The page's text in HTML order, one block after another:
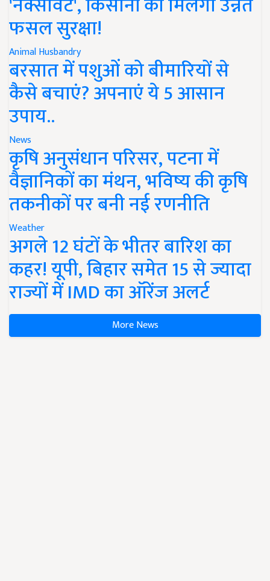
फसल सुरक्षा!
Animal Husbandry
बरसात में पशुओं को बीमारियों से
कैसे बचाएं? अपनाएं ये 5 आसान
उपाय..
News
कृषि अनुसंधान परिसर, पटना में
वैज्ञानिकों का मंथन, भविष्य की कृषि
तकनीकों पर बनी नई रणनीति
Weather
अगले 12 घंटों के भीतर बारिश का
कहर! यूपी, बिहार समेत 15 से ज्यादा
राज्यों में IMD का ऑरेंज अलर्ट
More News